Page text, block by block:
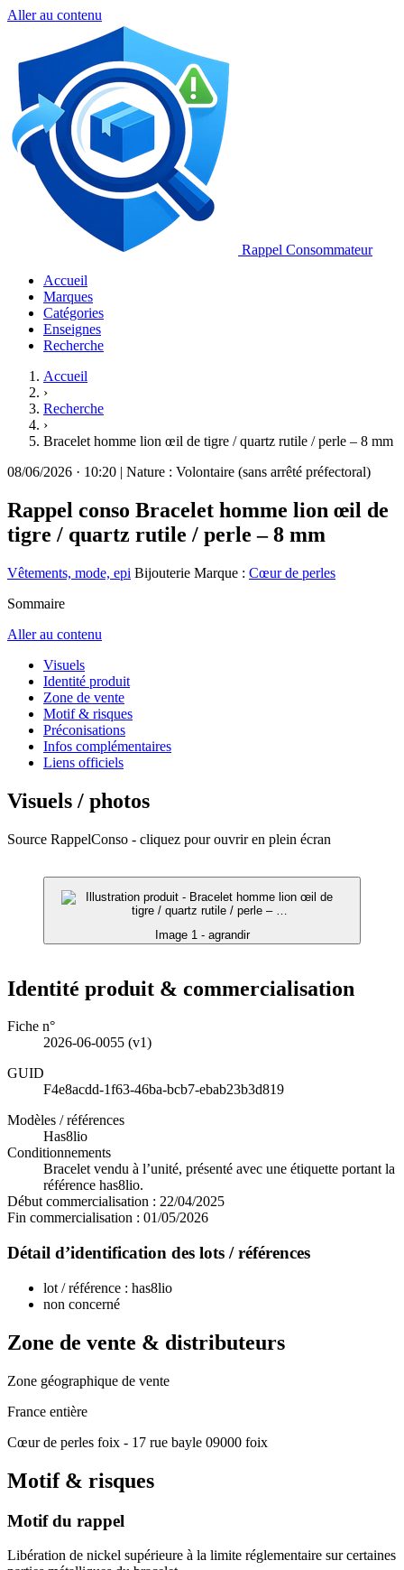
Aller au contenu
Rappel Consommateur
Accueil
Marques
Catégories
Enseignes
Recherche
Accueil
›
Recherche
›
Bracelet homme lion œil de tigre / quartz rutile / perle – 8 mm
08/06/2026 · 10:20 | Nature : Volontaire (sans arrêté préfectoral)
Rappel conso Bracelet homme lion œil de
tigre / quartz rutile / perle – 8 mm
Vêtements, mode, epi Bijouterie Marque : Cœur de perles
Sommaire
Aller au contenu
Visuels
Identité produit
Zone de vente
Motif & risques
Préconisations
Infos complémentaires
Liens officiels
Visuels / photos
Source RappelConso - cliquez pour ouvrir en plein écran
Image 1 - agrandir
Identité produit & commercialisation
Fiche n°
2026-06-0055 (v1)
GUID
F4e8acdd-1f63-46ba-bcb7-ebab23b3d819
Modèles / références
Has8lio
Conditionnements
Bracelet vendu à l’unité, présenté avec une étiquette portant la
référence has8lio.
Début commercialisation : 22/04/2025
Fin commercialisation : 01/05/2026
Détail d’identification des lots / références
lot / référence : has8lio
non concerné
Zone de vente & distributeurs
Zone géographique de vente
France entière
Cœur de perles foix - 17 rue bayle 09000 foix
Motif & risques
Motif du rappel
Libération de nickel supérieure à la limite réglementaire sur certaines